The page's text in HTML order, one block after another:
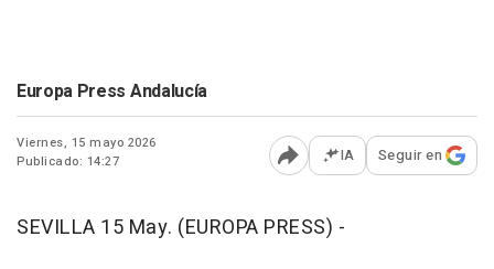
Europa Press Andalucía
Viernes, 15 mayo 2026
Publicado: 14:27
Abrir opciones para
IA Seguir en
SEVILLA 15 May. (EUROPA PRESS) -